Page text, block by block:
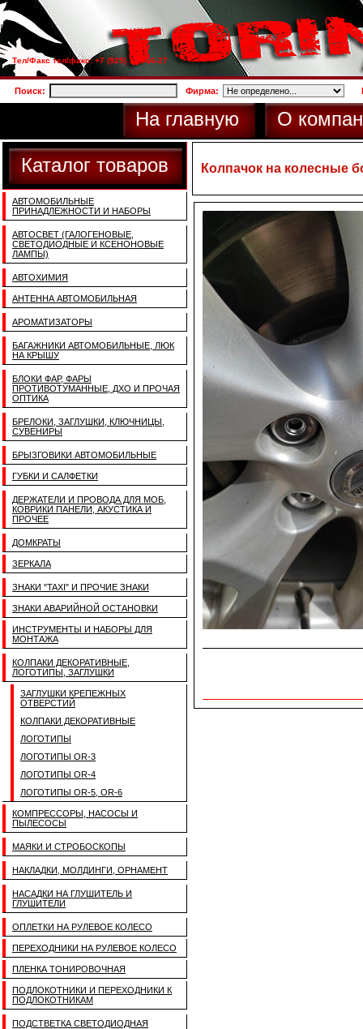
Тел/Факс тел/факс: +7 (925) 733-66-27
Поиск: Фирма:
На главную О
Каталог товаров
АВТОМОБИЛЬНЫЕ
ПРИНАДЛЕЖНОСТИ И НАБОРЫ
АВТОСВЕТ (ГАЛОГЕНОВЫЕ,
СВЕТОДИОДНЫЕ И КСЕНОНОВЫЕ
ЛАМПЫ)
АВТОХИМИЯ
АНТЕННА АВТОМОБИЛЬНАЯ
АРОМАТИЗАТОРЫ
БАГАЖНИКИ АВТОМОБИЛЬНЫЕ, ЛЮК
НА КРЫШУ
БЛОКИ ФАР, ФАРЫ
ПРОТИВОТУМАННЫЕ, ДХО И ПРОЧАЯ
ОПТИКА
БРЕЛОКИ, ЗАГЛУШКИ, КЛЮЧНИЦЫ,
СУВЕНИРЫ
БРЫЗГОВИКИ АВТОМОБИЛЬНЫЕ
ГУБКИ И САЛФЕТКИ
ДЕРЖАТЕЛИ И ПРОВОДА ДЛЯ МОБ,
КОВРИКИ ПАНЕЛИ, АКУСТИКА И
ПРОЧЕЕ
ДОМКРАТЫ
ЗЕРКАЛА
ЗНАКИ "TAXI" И ПРОЧИЕ ЗНАКИ
ЗНАКИ АВАРИЙНОЙ ОСТАНОВКИ
ИНСТРУМЕНТЫ И НАБОРЫ ДЛЯ
МОНТАЖА
КОЛПАКИ ДЕКОРАТИВНЫЕ,
ЛОГОТИПЫ, ЗАГЛУШКИ
ЗАГЛУШКИ КРЕПЕЖНЫХ
ОТВЕРСТИЙ
КОЛПАКИ ДЕКОРАТИВНЫЕ
ЛОГОТИПЫ
ЛОГОТИПЫ OR-3
ЛОГОТИПЫ OR-4
ЛОГОТИПЫ OR-5, OR-6
КОМПРЕССОРЫ, НАСОСЫ И
ПЫЛЕСОСЫ
МАЯКИ И СТРОБОСКОПЫ
НАКЛАДКИ, МОЛДИНГИ, ОРНАМЕНТ
НАСАДКИ НА ГЛУШИТЕЛЬ И
ГЛУШИТЕЛИ
ОПЛЕТКИ НА РУЛЕВОЕ КОЛЕСО
ПЕРЕХОДНИКИ НА РУЛЕВОЕ КОЛЕСО
ПЛЕНКА ТОНИРОВОЧНАЯ
ПОДЛОКОТНИКИ И ПЕРЕХОДНИКИ К
ПОДЛОКОТНИКАМ
ПОДСТВЕТКА СВЕТОДИОДНАЯ
Колпачок на колесные